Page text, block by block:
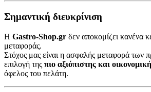
Σημαντική διευκρίνιση
Η Gastro-Shop.gr δεν αποκομίζει κανένα
μεταφοράς.
Στόχος μας είναι η ασφαλής μεταφορά των
επιλογή της πιο αξιόπιστης και
όφελος του πελάτη.